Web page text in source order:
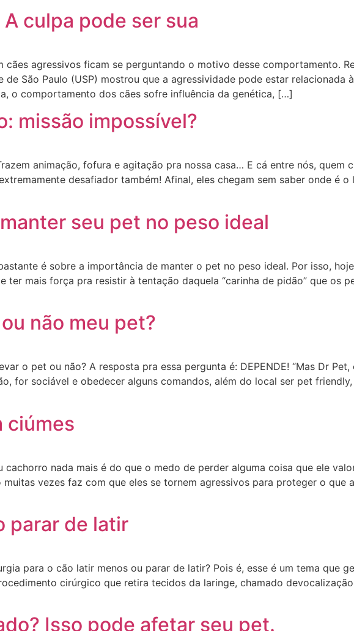
culpa pode ser sua
cães agressivos ficam se perguntando o motivo desse comportamento.
de São Paulo (USP) mostrou que a agressividade pode estar relacionada
o comportamento dos cães sofre influência da genética, […]
missão impossível?
animação, fofura e agitação pra nossa casa… E cá entre nós, quem
desafiador também! Afinal, eles chegam sem saber onde é
seu pet no peso ideal
é sobre a importância de manter o pet no peso ideal. Por isso,
ter mais força pra resistir à tentação daquela “carinha de pidão” que os
não meu pet?
o pet ou não? A resposta pra essa pergunta é: DEPENDE! “Mas Dr
for sociável e obedecer alguns comandos, além do local ser pet
ciúmes
cachorro nada mais é do que o medo de perder alguma coisa que ele
muitas vezes faz com que eles se tornem agressivos para proteger o que
parar de latir
para o cão latir menos ou parar de latir? Pois é, esse é um tema que
cirúrgico que retira tecidos da laringe, chamado
Isso pode afetar seu pet.